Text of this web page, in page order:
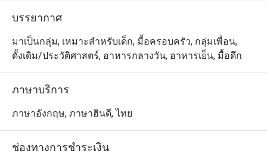
บรรยากาศ
มาเป็นกลุ่ม, เหมาะสำหรับเด็ก, มื้อครอบครัว, กลุ่มเพื่อน,
ดั้งเดิม/ประวัติศาสตร์, อาหารกลางวัน, อาหารเย็น, มื้อดึก
ภาษาบริการ
ภาษาอังกฤษ, ภาษาฮินดี, ไทย
ช่องทางการชำระเงิน